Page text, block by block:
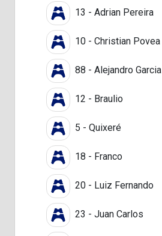
13 - Adrian Pereira
10 - Christian Povea
88 - Alejandro Garcia
12 - Braulio
5 - Quixeré
18 - Franco
20 - Luiz Fernando
23 - Juan Carlos